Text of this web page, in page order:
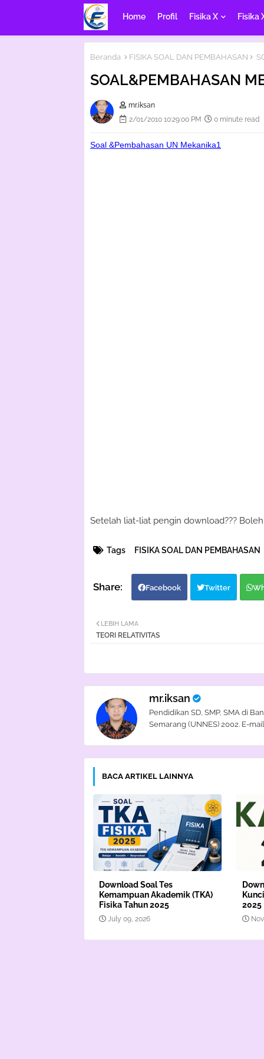
Home Profil Fisika X Fisika
Beranda FISIKA SOAL DAN PEMBAHASAN
SOAL&PEMBAHASAN
mr.iksan
2/01/2010 10:29:00 PM
0 minute read
Soal &Pembahasan UN Mekanika1
Setelah liat-liat pengin download??? Boleh
Tags FISIKA SOAL DAN PEMBAHASAN
Facebook Twitter
LEBIH LAMA
TEORI RELATIVITAS
mr.iksan
Pendidikan SD, SMP, SMA di
Semarang (UNNES) 2002. E-
BACA ARTIKEL LAINNYA
Download Soal Tes
Kemampuan Akademik (TKA)
Fisika Tahun 2025
July 09, 2026
2025